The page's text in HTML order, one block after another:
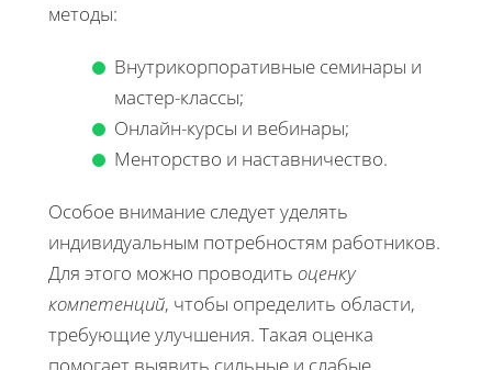
методы:
Внутрикорпоративные семинары и
мастер-классы;
Онлайн-курсы и вебинары;
Менторство и наставничество.
Особое внимание следует уделять
индивидуальным потребностям работников.
Для этого можно проводить оценку
компетенций, чтобы определить области,
требующие улучшения. Такая оценка